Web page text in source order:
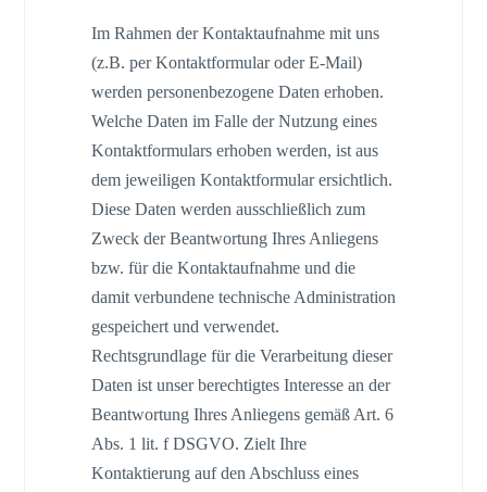
Im Rahmen der Kontaktaufnahme mit uns
(z.B. per Kontaktformular oder E-Mail)
werden personenbezogene Daten erhoben.
Welche Daten im Falle der Nutzung eines
Kontaktformulars erhoben werden, ist aus
dem jeweiligen Kontaktformular ersichtlich.
Diese Daten werden ausschließlich zum
Zweck der Beantwortung Ihres Anliegens
bzw. für die Kontaktaufnahme und die
damit verbundene technische Administration
gespeichert und verwendet.
Rechtsgrundlage für die Verarbeitung dieser
Daten ist unser berechtigtes Interesse an der
Beantwortung Ihres Anliegens gemäß Art. 6
Abs. 1 lit. f DSGVO. Zielt Ihre
Kontaktierung auf den Abschluss eines